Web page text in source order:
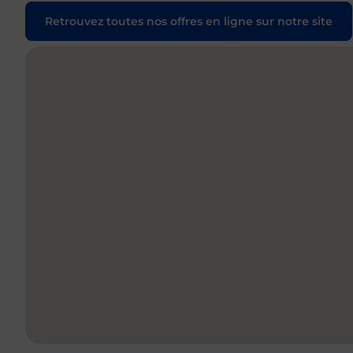
Retrouvez toutes nos offres en ligne sur notre site